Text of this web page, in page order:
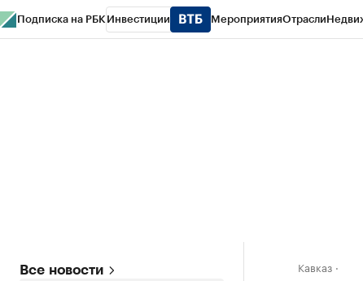
Подписка на РБК Инвестиции МероприятияОтрасли
Все новости Кавказ